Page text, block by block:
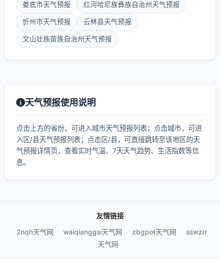
娄底市天气预报 红河哈尼族彝族自治州天气预报
忻州市天气预报 云林县天气预报
文山壮族苗族自治州天气预报
天气预报使用说明
点击上方的省份，可进入城市天气预报列表；点击城市，可进
入区/县天气预报列表；点击区/县，可直接跳转至该地区的天
气预报详情页，查看实时气温、7天天气趋势、生活指数等信
息。
友情链接
2nqh天气网
waiqianggsi天气网 zbgpot天气网
sswzrr
天气网